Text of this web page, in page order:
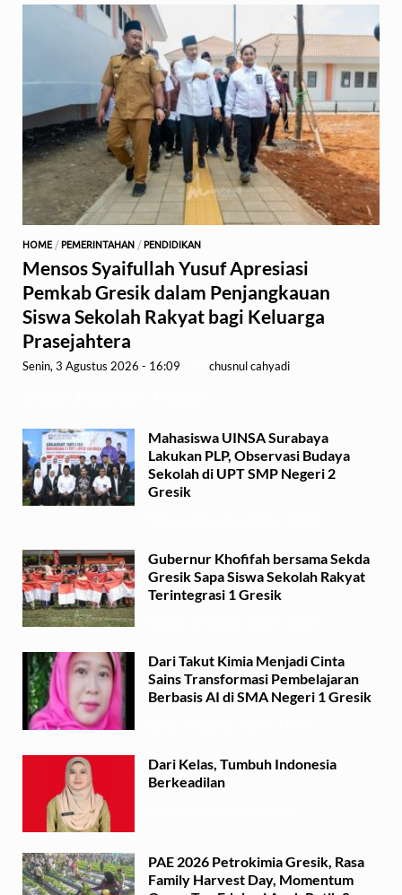
HOME /PEMERINTAHAN /PENDIDIKAN
Mensos Syaifullah Yusuf Apresiasi
Pemkab Gresik dalam Penjangkauan
Siswa Sekolah Rakyat bagi Keluarga
Prasejahtera
Senin, 3 Agustus 2026 - 16:09 chusnul cahyadi
Mahasiswa UINSA Surabaya
Lakukan PLP, Observasi Budaya
Sekolah di UPT SMP Negeri 2
Gresik
Gubernur Khofifah bersama Sekda
Gresik Sapa Siswa Sekolah Rakyat
Terintegrasi 1 Gresik
Dari Takut Kimia Menjadi Cinta
Sains Transformasi Pembelajaran
Berbasis AI di SMA Negeri 1 Gresik
Dari Kelas, Tumbuh Indonesia
Berkeadilan
PAE 2026 Petrokimia Gresik, Rasa
Family Harvest Day, Momentum